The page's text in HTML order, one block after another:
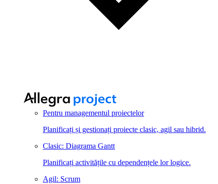
Pentru managementul proiectelor
Planificați și gestionați proiecte clasic, agil sau hibrid.
Clasic: Diagrama Gantt
Planificați activitățile cu dependențele lor logice.
Agil: Scrum